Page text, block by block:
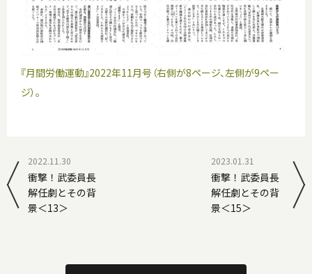
『月間労働運動』2022年11月号（右側が8ページ、左側が9ペー
ジ）。
2022.11.30
衝撃！武委員長
解任劇とその背
景＜13＞
2023.01.31
衝撃！武委員長
解任劇とその背
景＜15＞